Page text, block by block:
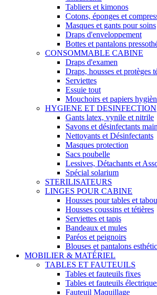
Tabliers et kimonos
Cotons, éponges et
Masques et gants pour soins
Draps d'enveloppement
Bottes et pantalons
CONSOMMABLE CABINE
Draps d'examen
Draps, housses et protèges
Serviettes
Essuie tout
Mouchoirs et papiers
HYGIENE ET DESINFECTION
Gants latex, vynile et nitrile
Savons et désinfectants
Nettoyants et Désinfectants
Masques protection
Sacs poubelle
Lessives, Détachants et
Spécial solarium
STERILISATEURS
LINGES POUR CABINE
Housses pour tables et
Housses coussins et tétières
Serviettes et tapis
Bandeaux et mules
Paréos et peignoirs
Blouses et pantalons
MOBILIER & MATÉRIEL
TABLES ET FAUTEUILS
Tables et fauteuils fixes
Tables et fauteuils
Fauteuil Maquillage